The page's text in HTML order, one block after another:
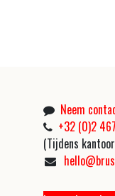
Neem
+32 (0)2
(Tijdens